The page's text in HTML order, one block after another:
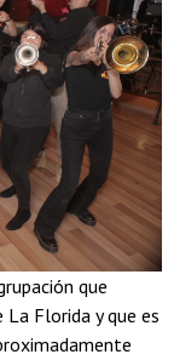
que
Florida y que es